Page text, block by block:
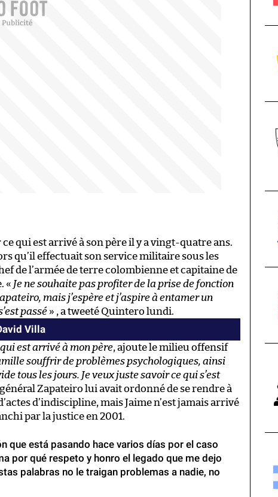
qui est arrivé à son père il y a vingt-quatre ans.
qu’il effectuait son service militaire sous les
de l’armée de terre colombienne et capitaine de
« Je ne souhaite pas profiter de la prise de fonction
mais j’espère et j’aspire à entamer un
passé » , a tweeté Quintero lundi.
Villa
est arrivé à mon père, ajoute le milieu offensif
souffrir de problèmes psychologiques, ainsi
tous les jours. Je veux juste savoir ce qui s’est
Zapateiro lui avait ordonné de se rendre à
d’indiscipline, mais Jaime n’est jamais arrivé
par la justice en 2001.
que está pasando hace varios días por el caso
por qué respeto y honro el legado que me dejo
palabras no le traigan problemas a nadie, no